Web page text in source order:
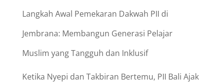
Langkah Awal Pemekaran Dakwah PII di
Jembrana: Membangun Generasi Pelajar
Muslim yang Tangguh dan Inklusif
Ketika Nyepi dan Takbiran Bertemu, PII Bali Ajak